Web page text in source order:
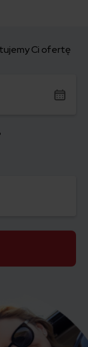
Ci ofertę